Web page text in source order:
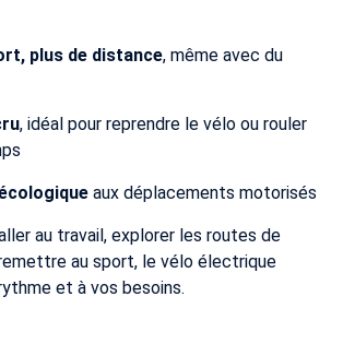
plus de distance, même avec du
, idéal pour reprendre le vélo ou rouler
aux déplacements motorisés
au travail, explorer les routes de
au sport, le vélo électrique
et à vos besoins.